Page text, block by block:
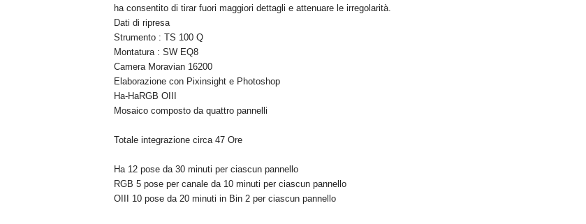
ha consentito di tirar fuori maggiori dettagli e attenuare le irregolarità.
Dati di ripresa
Strumento : TS 100 Q
Montatura : SW EQ8
Camera Moravian 16200
Elaborazione con Pixinsight e Photoshop
Ha-HaRGB OIII
Mosaico composto da quattro pannelli
Totale integrazione circa 47 Ore
Ha 12 pose da 30 minuti per ciascun pannello
RGB 5 pose per canale da 10 minuti per ciascun pannello
OIII 10 pose da 20 minuti in Bin 2 per ciascun pannello